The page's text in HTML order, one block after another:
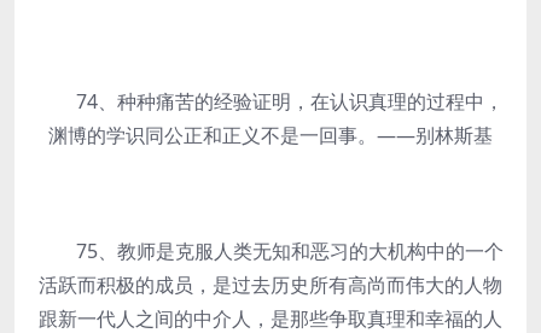
74、种种痛苦的经验证明，在认识真理的过程中，
渊博的学识同公正和正义不是一回事。——别林斯基
75、教师是克服人类无知和恶习的大机构中的一个
活跃而积极的成员，是过去历史所有高尚而伟大的人物
跟新一代人之间的中介人，是那些争取真理和幸福的人